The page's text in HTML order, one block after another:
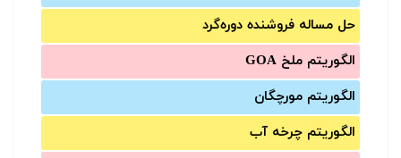
حل مساله فروشنده دوره‌گرد
الگوریتم ملخ GOA
الگوریتم مورچگان
الگوریتم چرخه آب